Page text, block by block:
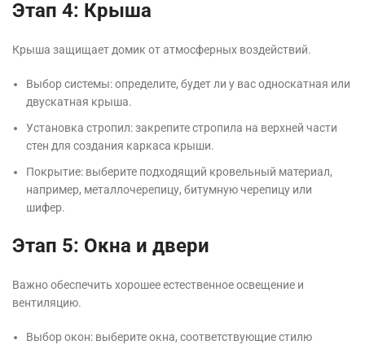
Этап 4: Крыша
Крыша защищает домик от атмосферных воздействий.
Выбор системы: определите, будет ли у вас односкатная или
двускатная крыша.
Установка стропил: закрепите стропила на верхней части
стен для создания каркаса крыши.
Покрытие: выберите подходящий кровельный материал,
например, металлочерепицу, битумную черепицу или
шифер.
Этап 5: Окна и двери
Важно обеспечить хорошее естественное освещение и
вентиляцию.
Выбор окон: выберите окна, соответствующие стилю